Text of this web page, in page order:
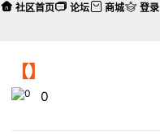
【】
0
社区首页 论坛 商城 登录